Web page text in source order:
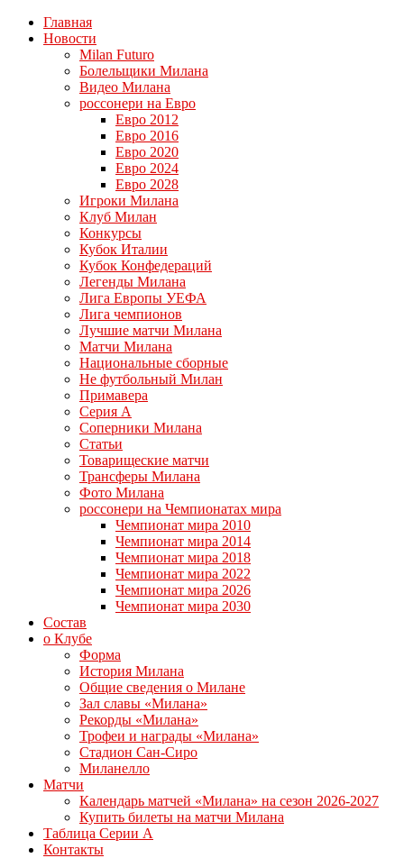
Главная
Новости
Milan Futuro
Болельщики Милана
Видео Милана
россонери на Евро
Евро 2012
Евро 2016
Евро 2020
Евро 2024
Евро 2028
Игроки Милана
Клуб Милан
Конкурсы
Кубок Италии
Кубок Конфедераций
Легенды Милана
Лига Европы УЕФА
Лига чемпионов
Лучшие матчи Милана
Матчи Милана
Национальные сборные
Не футбольный Милан
Примавера
Серия А
Соперники Милана
Статьи
Товарищеские матчи
Трансферы Милана
Фото Милана
россонери на Чемпионатах мира
Чемпионат мира 2010
Чемпионат мира 2014
Чемпионат мира 2018
Чемпионат мира 2022
Чемпионат мира 2026
Чемпионат мира 2030
Состав
о Клубе
Форма
История Милана
Общие сведения о Милане
Зал славы «Милана»
Рекорды «Милана»
Трофеи и награды «Милана»
Стадион Сан-Сиро
Миланелло
Матчи
Календарь матчей «Милана» на сезон 2026-2027
Купить билеты на матчи Милана
Таблица Серии А
Контакты